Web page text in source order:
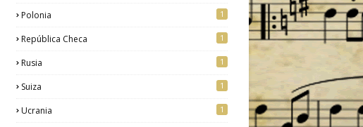
Polonia 1
República Checa 1
Rusia 1
Suiza 1
Ucrania 1